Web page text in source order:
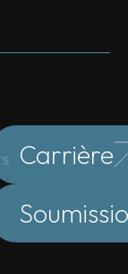
Carrière